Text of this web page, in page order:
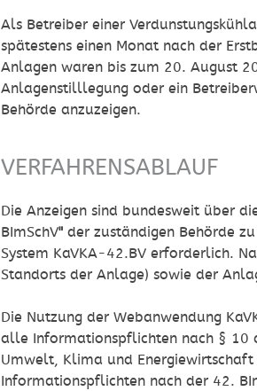
Als Betreiber einer
spätestens einen Monat nach der
Anlagen waren bis zum 20. August
Anlagenstilllegung oder ein
Behörde anzuzeigen.
VERFAHRENSABLAUF
Die Anzeigen sind bundesweit über
BImSchV"der zuständigen Behörde
System KaVKA-42.BV erforderlich.
Standorts der Anlage) sowie der
Die Nutzung der Webanwendung
alle Informationspflichten nach § 10
Umwelt, Klima und
Informationspflichten nach der 42.